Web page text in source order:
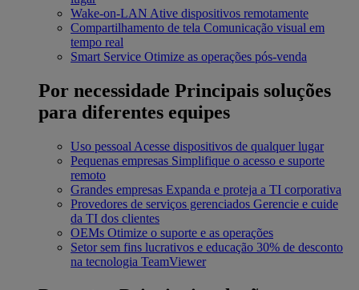
Wake-on-LAN Ative dispositivos remotamente
Compartilhamento de tela Comunicação visual em
tempo real
Smart Service Otimize as operações pós-venda
Por necessidade Principais soluções
para diferentes equipes
Uso pessoal Acesse dispositivos de qualquer lugar
Pequenas empresas Simplifique o acesso e suporte
remoto
Grandes empresas Expanda e proteja a TI corporativa
Provedores de serviços gerenciados Gerencie e cuide
da TI dos clientes
OEMs Otimize o suporte e as operações
Setor sem fins lucrativos e educação 30% de desconto
na tecnologia TeamViewer